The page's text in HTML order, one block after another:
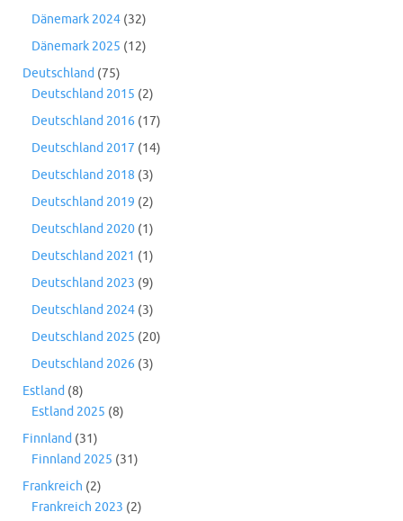
Dänemark 2024 (32)
Dänemark 2025 (12)
Deutschland (75)
Deutschland 2015 (2)
Deutschland 2016 (17)
Deutschland 2017 (14)
Deutschland 2018 (3)
Deutschland 2019 (2)
Deutschland 2020 (1)
Deutschland 2021 (1)
Deutschland 2023 (9)
Deutschland 2024 (3)
Deutschland 2025 (20)
Deutschland 2026 (3)
Estland (8)
Estland 2025 (8)
Finnland (31)
Finnland 2025 (31)
Frankreich (2)
Frankreich 2023 (2)